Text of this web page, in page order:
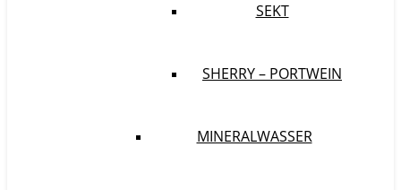
SEKT
SHERRY – PORTWEIN
MINERALWASSER